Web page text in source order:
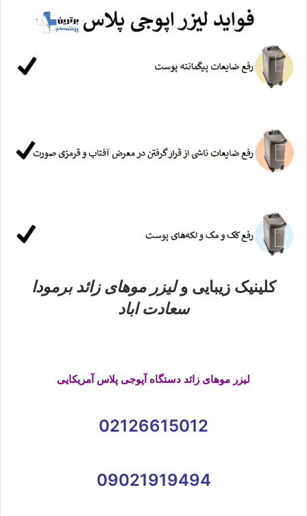
کلینیک زیبایی ولیزر موهای زائد برمودا
سعادت اباد
لیزر موهای زائد دستگاه آپوجی پلاس آمریکایی
02126615012
09021919494